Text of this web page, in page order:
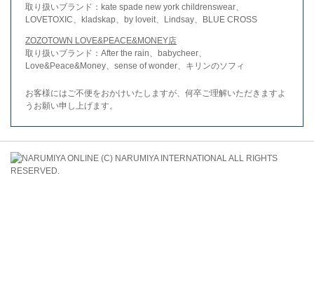
取り扱いブランド：kate spade new york childrenswear、
LOVETOXIC、kladskap、by loveit、Lindsay、BLUE CROSS
ZOZOTOWN LOVE&PEACE&MONEY店
取り扱いブランド：After the rain、babycheer、
Love&Peace&Money、sense of wonder、キリンのソフィ
お客様にはご不便をおかけいたしますが、何卒ご理解いただきますよ
うお願い申し上げます。